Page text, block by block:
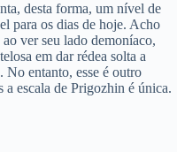
desta forma, um nível de
para os dias de hoje. Acho
ver seu lado demoníaco,
em dar rédea solta a
No entanto, esse é outro
escala de Prigozhin é única.